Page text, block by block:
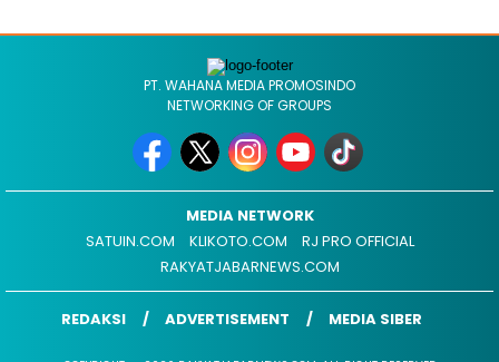
PT. WAHANA MEDIA PROMOSINDO
NETWORKING OF GROUPS
MEDIA NETWORK
SATUIN.COM
KLIKOTO.COM
RJ PRO OFFICIAL
RAKYATJABARNEWS.COM
REDAKSI ADVERTISEMENT MEDIA SIBER